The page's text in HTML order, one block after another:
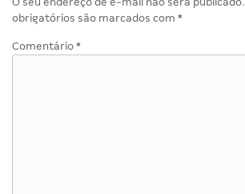
obrigatórios são marcados com *
Comentário *